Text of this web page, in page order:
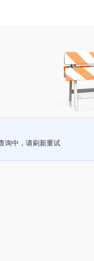
询中，请刷新重试